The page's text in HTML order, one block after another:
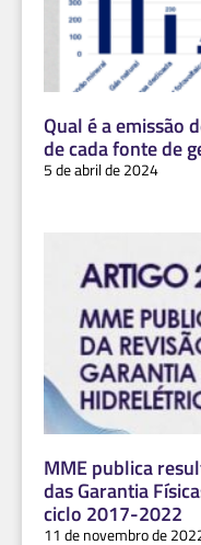
Qual é a emissão
de cada fonte de
5 de abril de 2024
MME publica
das Garantia
ciclo 2017-2022
11 de novembro de